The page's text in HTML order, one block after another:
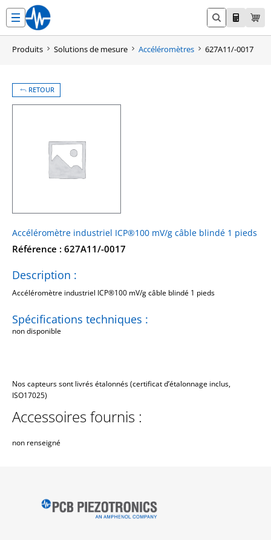
contenu
Produits Solutions de mesure Accéléromètres 627A11/-0017
RETOUR
Accéléromètre industriel ICP®100 mV/g câble blindé 1 pieds
Référence : 627A11/-0017
Spécifications techniques :
non disponible
Description :
Accéléromètre industriel ICP®100 mV/g câble blindé 1 pieds
Nos capteurs sont livrés étalonnés (certificat d’étalonnage inclus,
ISO17025)
Accessoires fournis :
non renseigné